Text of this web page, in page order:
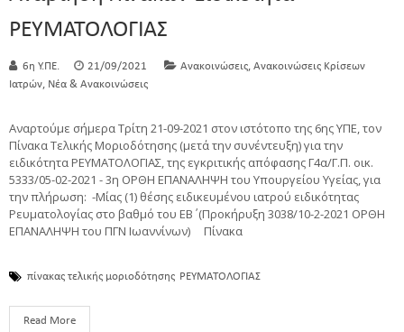
ΡΕΥΜΑΤΟΛΟΓΙΑΣ
6η Υ.ΠΕ. 21/09/2021 Ανακοινώσεις, Ανακοινώσεις Κρίσεων
Ιατρών, Νέα & Ανακοινώσεις
Αναρτούμε σήμερα Τρίτη 21-09-2021 στον ιστότοπο της 6ης ΥΠΕ, τον
Πίνακα Τελικής Μοριοδότησης (μετά την συνέντευξη) για την
ειδικότητα ΡΕΥΜΑΤΟΛΟΓΙΑΣ, της εγκριτικής απόφασης Γ4α/Γ.Π. οικ.
5333/05-02-2021 - 3η ΟΡΘΗ ΕΠΑΝΑΛΗΨΗ του Υπουργείου Υγείας, για
την πλήρωση: -Μίας (1) θέσης ειδικευμένου ιατρού ειδικότητας
Ρευματολογίας στο βαθμό του ΕΒ΄ (Προκήρυξη 3038/10-2-2021 ΟΡΘΗ
ΕΠΑΝΑΛΗΨΗ του ΠΓΝ Ιωαννίνων) Πίνακα
πίνακας τελικής μοριοδότησης ΡΕΥΜΑΤΟΛΟΓΙΑΣ
Read More